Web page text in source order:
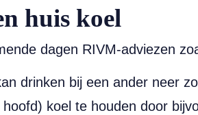
huis koel
dagen RIVM-adviezen
drinken bij een ander neer
koel te houden door